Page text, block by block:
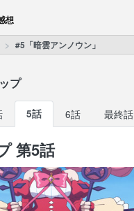
想
#5「暗雲アンノウン」
プ
5話 6話 最終話
第5話